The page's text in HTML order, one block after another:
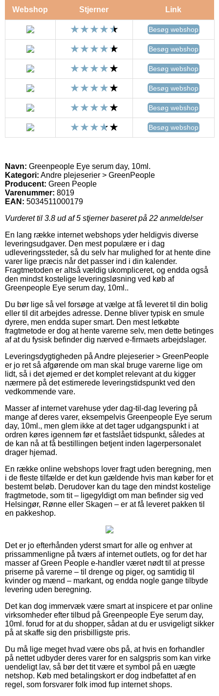
Webshop Stjerner Link
Besøg webshop
Besøg webshop
Besøg webshop
Besøg webshop
Besøg webshop
Besøg webshop
Navn: Greenpeople Eye serum day, 10ml.
Kategori: Andre plejeserier > GreenPeople
Producent: Green People
Varenummer: 8019
EAN: 5034511000179
Vurderet til 3.8 ud af 5 stjerner baseret på 22 anmeldelser
En lang række internet webshops yder heldigvis diverse
leveringsudgaver. Den mest populære er i dag
udleveringssteder, så du selv har mulighed for at hente dine
varer lige præcis når det passer ind i din kalender.
Fragtmetoden er altså vældig ukompliceret, og endda også
den mindst kostelige leveringsløsning ved køb af
Greenpeople Eye serum day, 10ml..
Du bør lige så vel forsøge at vælge at få leveret til din bolig
eller til dit arbejdes adresse. Denne bliver typisk en smule
dyrere, men endda super smart. Den mest letkøbte
fragtmetode er dog at hente varerne selv, men dette betinges
af at du fysisk befinder dig nærved e-firmaets arbejdslager.
Leveringsdygtigheden på Andre plejeserier > GreenPeople
er jo ret så afgørende om man skal bruge varerne lige om
lidt, så i det øjemed er det komplet relevant at du kigger
nærmere på det estimerede leveringstidspunkt ved den
vedkommende vare.
Masser af internet varehuse yder dag-til-dag levering på
mange af deres varer, eksempelvis Greenpeople Eye serum
day, 10ml., men glem ikke at det tager udgangspunkt i at
ordren køres igennem før et fastslået tidspunkt, således at
de kan nå at få bestillingen betjent inden lagerpersonalet
drager hjemad.
En række online webshops lover fragt uden beregning, men
i de fleste tilfælde er det kun gældende hvis man køber for et
bestemt beløb. Derudover kan du tage den mindst kostelige
fragtmetode, som tit – ligegyldigt om man befinder sig ved
Helsingør, Rønne eller Skagen – er at få leveret pakken til
en pakkeshop.
Det er jo efterhånden yderst smart for alle og enhver at
prissammenligne på tværs af internet outlets, og for det har
masser af Green People e-handler været nødt til at presse
priserne på varerne – til drenge og piger, og samtidig til
kvinder og mænd – markant, og endda nogle gange tilbyde
levering uden beregning.
Det kan dog immervæk være smart at inspicere et par online
virksomheder efter tilbud på Greenpeople Eye serum day,
10ml. forud for at du shopper, sådan at du er usvigeligt sikker
på at skaffe sig den prisbilligste pris.
Du må lige meget hvad være obs på, at hvis en forhandler
på nettet udbyder deres varer for en salgspris som kan virke
uendeligt lav, så bør det tit være et symbol på en uægte
netshop. Køb med betalingskort er dog indbefattet af en
regel, som forsvarer folk imod fup internet shops.